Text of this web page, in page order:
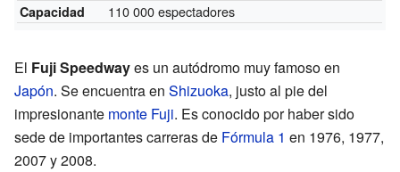
Capacidad 110 000 espectadores
El Fuji Speedwayes un autódromo muy famoso en
Japón. Se encuentra en Shizuoka, justo al pie del
impresionante monte Fuji. Es conocido por haber sido
sede de importantes carreras de Fórmula 1 en 1976, 1977,
2007 y 2008.